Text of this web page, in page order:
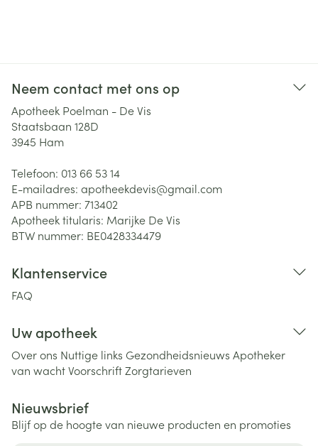
Neem contact met ons op
Apotheek Poelman - De Vis
Staatsbaan 128D
3945 Ham
Telefoon: 013 66 53 14
E-mailadres: apotheekdevis@gmail.com
APB nummer: 713402
Apotheek titularis: Marijke De Vis
BTW nummer: BE0428334479
Klantenservice
FAQ
Uw apotheek
Over ons Nuttige links Gezondheidsnieuws Apotheker
van wachtVoorschriftZorgtarieven
Nieuwsbrief
Blijf op de hoogte van nieuwe producten en promoties